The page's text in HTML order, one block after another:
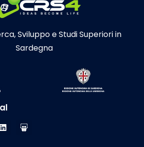
Sviluppo e Studi Superiori in
Sardegna